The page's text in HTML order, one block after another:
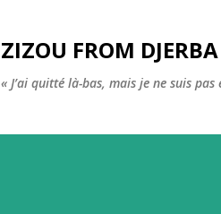
ZIZOU FROM DJERBA
« J’ai quitté là-bas, mais je ne suis